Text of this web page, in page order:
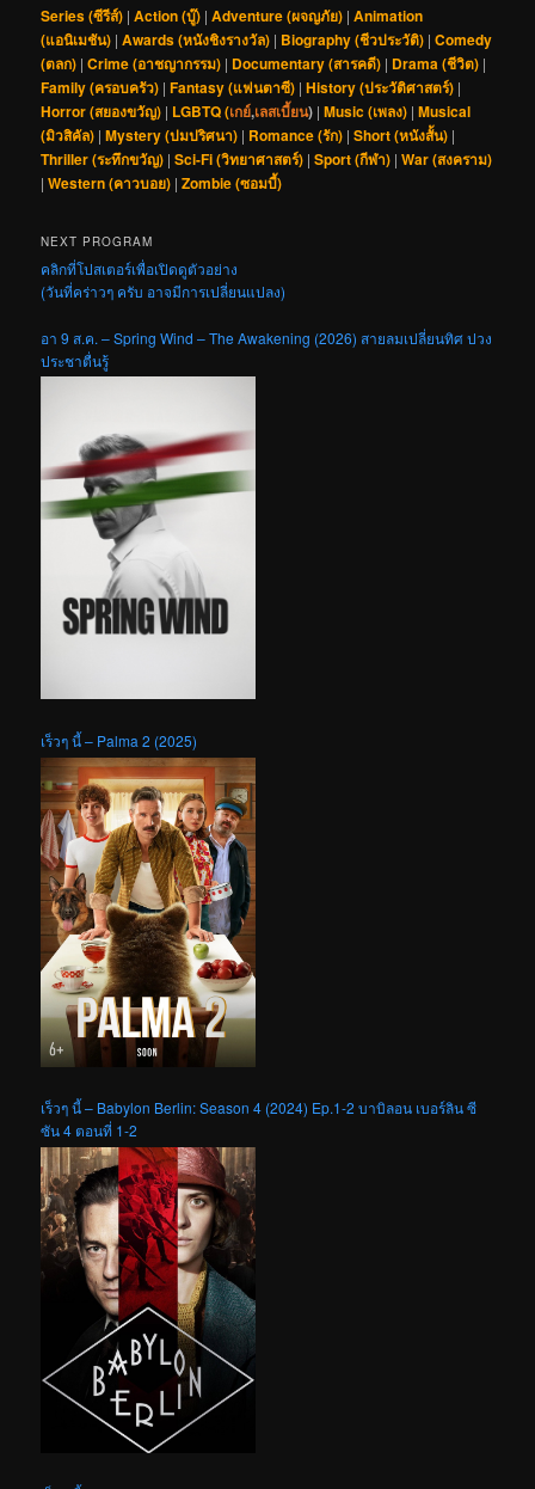
Series (ซีรีส์) |Action (บู๊) |Adventure (ผจญภัย) |Animation
(แอนิเมชัน) |Awards (หนังชิงรางวัล) | Biography (ชีวประวัติ) |Comedy
(ตลก) |Crime (อาชญากรรม) | Documentary (สารคดี) | Drama (ชีวิต) |
Family (ครอบครัว) |Fantasy (แฟนตาซี) |History (ประวัติศาสตร์) |
Horror (สยองขวัญ) | LGBTQ (เกย์,เลสเบี้ยน) |Music (เพลง) |Musical
(มิวสิคัล) |Mystery (ปมปริศนา) | Romance (รัก) |Short (หนังสั้น) |
Thriller (ระทึกขวัญ) |Sci-Fi (วิทยาศาสตร์) |Sport (กีฬา) |War (สงคราม)
|Western (คาวบอย) |Zombie (ซอมบี้)
NEXT PROGRAM
คลิกที่โปสเตอร์เพื่อเปิดดูตัวอย่าง
(วันที่คร่าวๆ ครับ อาจมีการเปลี่ยนแปลง)
อา 9 ส.ค. – Spring Wind – The Awakening (2026) สายลมเปลี่ยนทิศ ปวง
ประชาตื่นรู้
เร็วๆ นี้ – Palma 2 (2025)
เร็วๆ นี้ – Babylon Berlin: Season 4 (2024) Ep.1-2 บาบิลอน เบอร์ลิน ซี
ซัน 4 ตอนที่ 1-2